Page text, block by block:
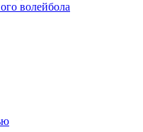
волейбола